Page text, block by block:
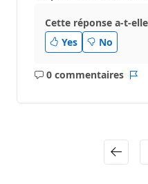
Cette réponse a-t-
Yes
No
0 commentaires
Aucun